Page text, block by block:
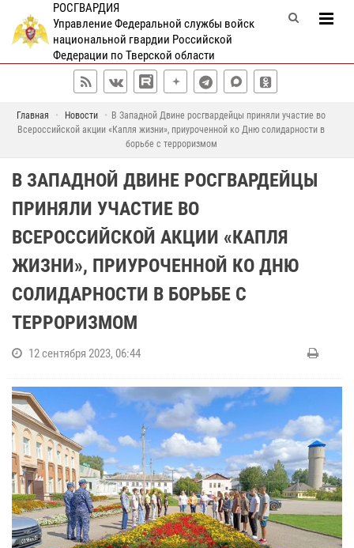
РОСГВАРДИЯ
Управление Федеральной службы войск
национальной гвардии Российской
Федерации по Тверской области
Главная Новости
В Западной Двине росгвардейцы приняли участие во
Всероссийской акции «Капля жизни», приуроченной ко Дню солидарности в
борьбе с терроризмом
В ЗАПАДНОЙ ДВИНЕ РОСГВАРДЕЙЦЫ
ПРИНЯЛИ УЧАСТИЕ ВО
ВСЕРОССИЙСКОЙ АКЦИИ «КАПЛЯ
ЖИЗНИ», ПРИУРОЧЕННОЙ КО ДНЮ
СОЛИДАРНОСТИ В БОРЬБЕ С
ТЕРРОРИЗМОМ
12 сентября 2023, 06:44